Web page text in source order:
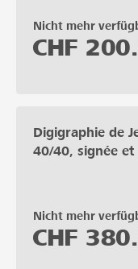
Nicht mehr
CHF
Digigraphie de
40/40, signée
Nicht mehr
CHF